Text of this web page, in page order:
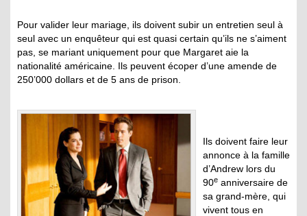
Pour valider leur mariage, ils doivent subir un entretien seul à
seul avec un enquêteur qui est quasi certain qu’ils ne s’aiment
pas, se mariant uniquement pour que Margaret aie la
nationalité américaine. Ils peuvent écoper d’une amende de
250’000 dollars et de 5 ans de prison.
Ils doivent faire leur
annonce à la famille
d’Andrew lors du
90e anniversaire de
sa grand-mère, qui
vivent tous en